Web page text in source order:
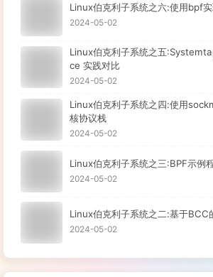
Linux伯克利子系统之六:使用bpf
2024-05-02
Linux伯克利子系统之五
ce 实践对比
2024-05-02
Linux伯克利子系统之四:使用
核协议栈
2024-05-02
Linux伯克利子系统之三:BPF示例
2024-05-02
Linux伯克利子系统之二:基于BCC
2024-05-02